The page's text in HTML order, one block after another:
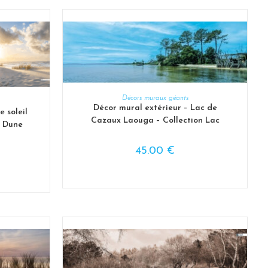
soleil
CHOIX DES OPTIONS
Décors muraux géants
Décor mural extérieur – Lac de
Cazaux Laouga – Collection Lac
45.00 €